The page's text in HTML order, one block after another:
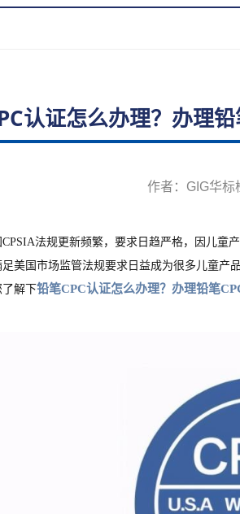
认证怎么办理？办理铅
作者：GIG华
法规更新频繁，要求日趋严格，因儿童
美国市场监管法规要求日益成为很多儿童产
解下铅笔CPC认证怎么办理？办理铅笔